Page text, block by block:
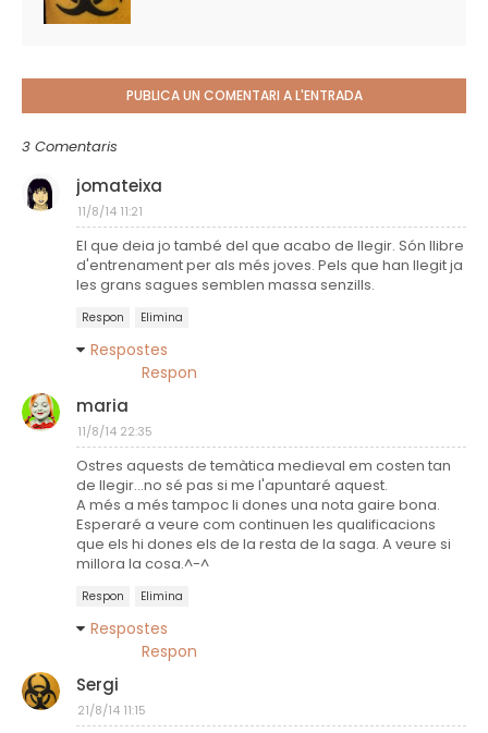
PUBLICA UN COMENTARI A L'ENTRADA
3 Comentaris
jomateixa
11/8/14 11:21
El que deia jo també del que acabo de llegir. Són llibre
d'entrenament per als més joves. Pels que han llegit ja
les grans sagues semblen massa senzills.
Respon Elimina
Respostes
Respon
maria
11/8/14 22:35
Ostres aquests de temàtica medieval em costen tan
de llegir...no sé pas si me l'apuntaré aquest.
A més a més tampoc li dones una nota gaire bona.
Esperaré a veure com continuen les qualificacions
que els hi dones els de la resta de la saga. A veure si
millora la cosa.^-^
Respon Elimina
Respostes
Respon
Sergi
21/8/14 11:15